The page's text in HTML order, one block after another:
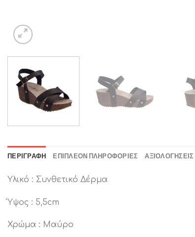
ΠΕΡΙΓΡΑΦΉ ΕΠΙΠΛΈΟΝ ΠΛΗΡΟΦΟΡΊΕΣ ΑΞΙΟΛΟΓΉΣΕΙΣ
Υλικό : Συνθετικό Δέρμα
Ύψος : 5,5cm
Χρώμα : Μαύρο